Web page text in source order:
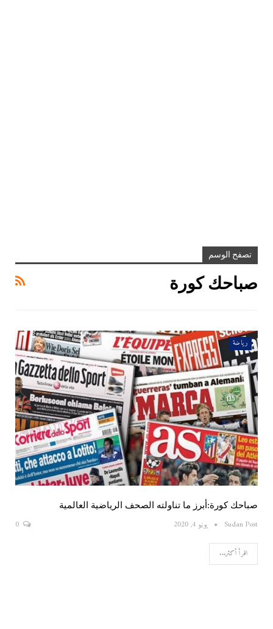
تصفح الوسم
صباحك كورة
رياضة
صباحك كورة:أبرز ما تناولته الصحف الرياضية العالمية
Sudan Post يونيو 4, 2020
اقرأ أكثر...